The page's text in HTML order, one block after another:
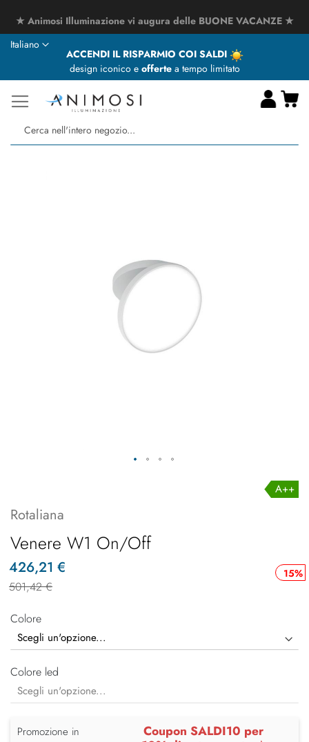
★ Animosi Illuminazione vi augura delle BUONE VACANZE ★
ACCENDI IL RISPARMIO COI SALDI
design iconico e offertea tempo limitato
Lingua
Italiano
A++
Rotaliana
Venere W1 On/Off
15%
426,21 €
501,42 €
Colore
Colore led
Promozione in
Coupon SALDI10 per